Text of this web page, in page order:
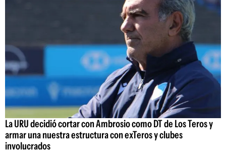
La URU decidió cortar con Ambrosio como DT de Los Teros y
armar una nuestra estructura con exTeros y clubes
involucrados